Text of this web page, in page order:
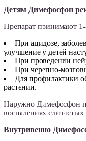
Детям Димефосфон
Препарат принимают 1-
При ацидозе,
улучшение у детей
При проведении
При черепно-
Для профилактики
растений.
Наружно Димефосфон
воспалениях
Внутривенно